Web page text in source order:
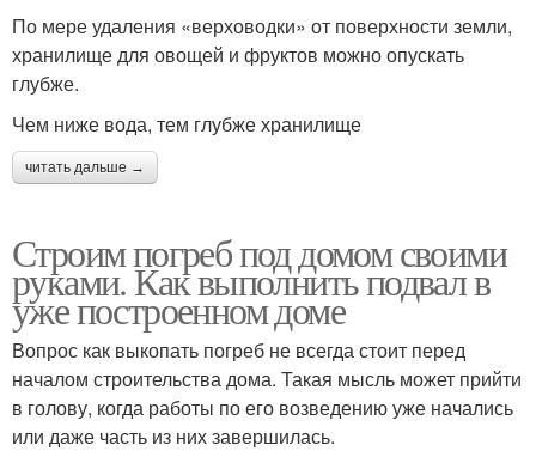
По мере удаления «верховодки» от поверхности земли,
хранилище для овощей и фруктов можно опускать
глубже.
Чем ниже вода, тем глубже хранилище
читать дальше →
Строим погреб под домом своими
руками. Как выполнить подвал в
уже построенном доме
Вопрос как выкопать погреб не всегда стоит перед
началом строительства дома. Такая мысль может прийти
в голову, когда работы по его возведению уже начались
или даже часть из них завершилась.